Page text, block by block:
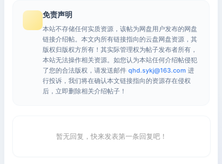
免责声明
本站不存储任何实质资源，该帖为网盘用户发布的网盘
链接介绍帖。本文内所有链接指向的云盘网盘资源，其
版权归版权方所有！其实际管理权为帖子发布者所有，
本站无法操作相关资源。如您认为本站任何介绍帖侵犯
了您的合法版权，请发送邮件 qhd.sykj@163.com 进
行投诉，我们将在确认本文链接指向的资源存在侵权
后，立即删除相关介绍帖子！
暂无回复，快来发表第一条回复吧！